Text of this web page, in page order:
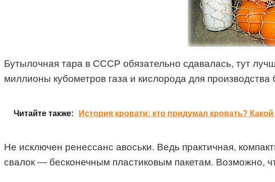
Бутылочная тара в СССР обязательно сдавалась, тут
миллионы кубометров газа и кислорода для
Читайте также: История кровати: кто придумал кровать?
Не исключен ренессанс авоськи. Ведь практичная,
свалок — бесконечным пластиковым пакетам. Возможно,